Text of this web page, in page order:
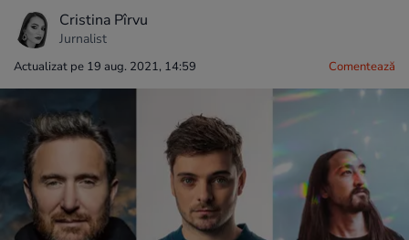
Cristina Pîrvu
Jurnalist
Actualizat pe 19 aug. 2021, 14:59 Comentează